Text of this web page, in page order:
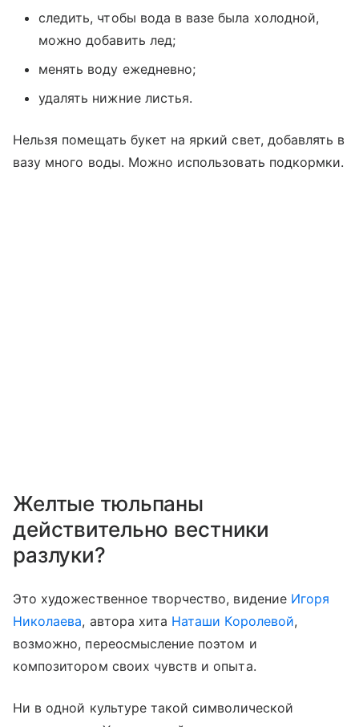
следить, чтобы вода в вазе была холодной,
можно добавить лед;
менять воду ежедневно;
удалять нижние листья.
Нельзя помещать букет на яркий свет, добавлять в
вазу много воды. Можно использовать подкормки.
Желтые тюльпаны
действительно вестники
разлуки?
Это художественное творчество, видение Игоря
Николаева, автора хита Наташи Королевой,
возможно, переосмысление поэтом и
композитором своих чувств и опыта.
Ни в одной культуре такой символической